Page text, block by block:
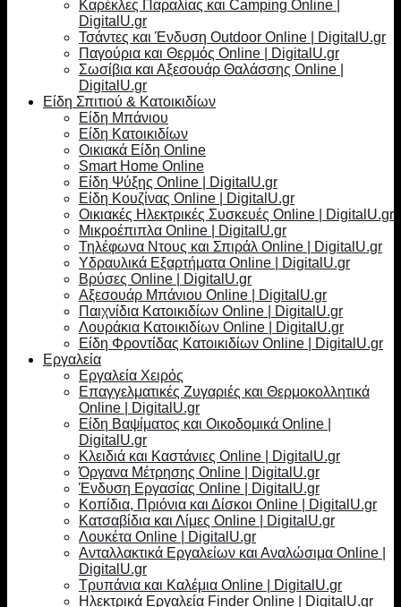
Καρέκλες Παραλίας και Camping Online |
DigitalU.gr
Τσάντες και Ένδυση Outdoor Online | DigitalU.gr
Παγούρια και Θερμός Online | DigitalU.gr
Σωσίβια και Αξεσουάρ Θαλάσσης Online |
DigitalU.gr
Είδη Σπιτιού & Κατοικιδίων
Είδη Μπάνιου
Είδη Κατοικιδίων
Οικιακά Είδη Online
Smart Home Online
Είδη Ψύξης Online | DigitalU.gr
Είδη Κουζίνας Online | DigitalU.gr
Οικιακές Ηλεκτρικές Συσκευές Online | DigitalU.gr
Μικροέπιπλα Online | DigitalU.gr
Τηλέφωνα Ντους και Σπιράλ Online | DigitalU.gr
Υδραυλικά Εξαρτήματα Online | DigitalU.gr
Βρύσες Online | DigitalU.gr
Αξεσουάρ Μπάνιου Online | DigitalU.gr
Παιχνίδια Κατοικιδίων Online | DigitalU.gr
Λουράκια Κατοικιδίων Online | DigitalU.gr
Είδη Φροντίδας Κατοικιδίων Online | DigitalU.gr
Εργαλεία
Εργαλεία Χειρός
Επαγγελματικές Ζυγαριές και Θερμοκολλητικά
Online | DigitalU.gr
Είδη Βαψίματος και Οικοδομικά Online |
DigitalU.gr
Κλειδιά και Καστάνιες Online | DigitalU.gr
Όργανα Μέτρησης Online | DigitalU.gr
Ένδυση Εργασίας Online | DigitalU.gr
Κοπίδια, Πριόνια και Δίσκοι Online | DigitalU.gr
Κατσαβίδια και Λίμες Online | DigitalU.gr
Λουκέτα Online | DigitalU.gr
Ανταλλακτικά Εργαλείων και Αναλώσιμα Online |
DigitalU.gr
Τρυπάνια και Καλέμια Online | DigitalU.gr
Ηλεκτρικά Εργαλεία Finder Online | DigitalU.gr